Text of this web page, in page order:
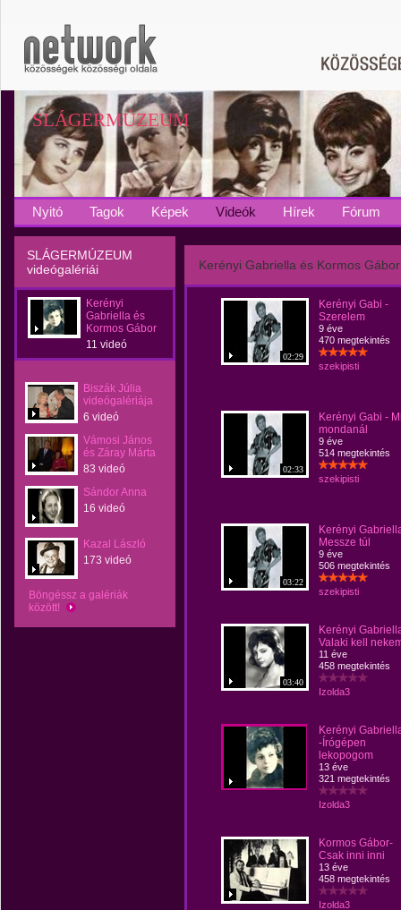
SLÁGERMÚZEUM
Nyitó Tagok Képek Videók Hírek Fórum
SLÁGERMÚZEUM
videógalériái
Kerényi
Gabriella és
Kormos Gábor
11 videó
Biszák Júlia
videógalériája
6 videó
Vámosi János
és Záray Márta
83 videó
Sándor Anna
16 videó
Kazal László
173 videó
Böngéssz a galériák
között!
Kerényi Gabriella és Kormos Gábor
02:29
Kerényi Gabi -
Szerelem
9 éve
470 megtekintés
szekipisti
02:33
Kerényi Gabi -
mondanál
9 éve
514 megtekintés
szekipisti
03:22
Kerényi
Messze túl
9 éve
506 megtekintés
szekipisti
03:40
Kerényi
Valaki kell
11 éve
458 megtekintés
Izolda3
Kerényi
-Írógépen
lekopogom
13 éve
321 megtekintés
Izolda3
Kormos Gábor-
Csak inni inni
13 éve
458 megtekintés
Izolda3